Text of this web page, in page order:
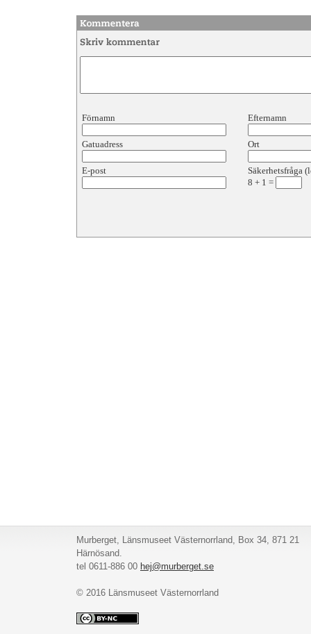
Förnamn Efternamn
Gatuadress Ort
E-post
Säkerhetsfråga
8 + 1 =
Murberget, Länsmuseet Västernorrland, Box 34, 871 21
Härnösand.
tel 0611-886 00 hej@murberget.se
© 2016 Länsmuseet Västernorrland